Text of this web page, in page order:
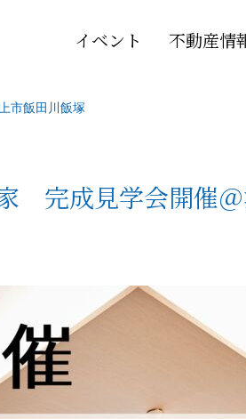
イベント 不動産情
市飯田川飯塚
完成見学会開催